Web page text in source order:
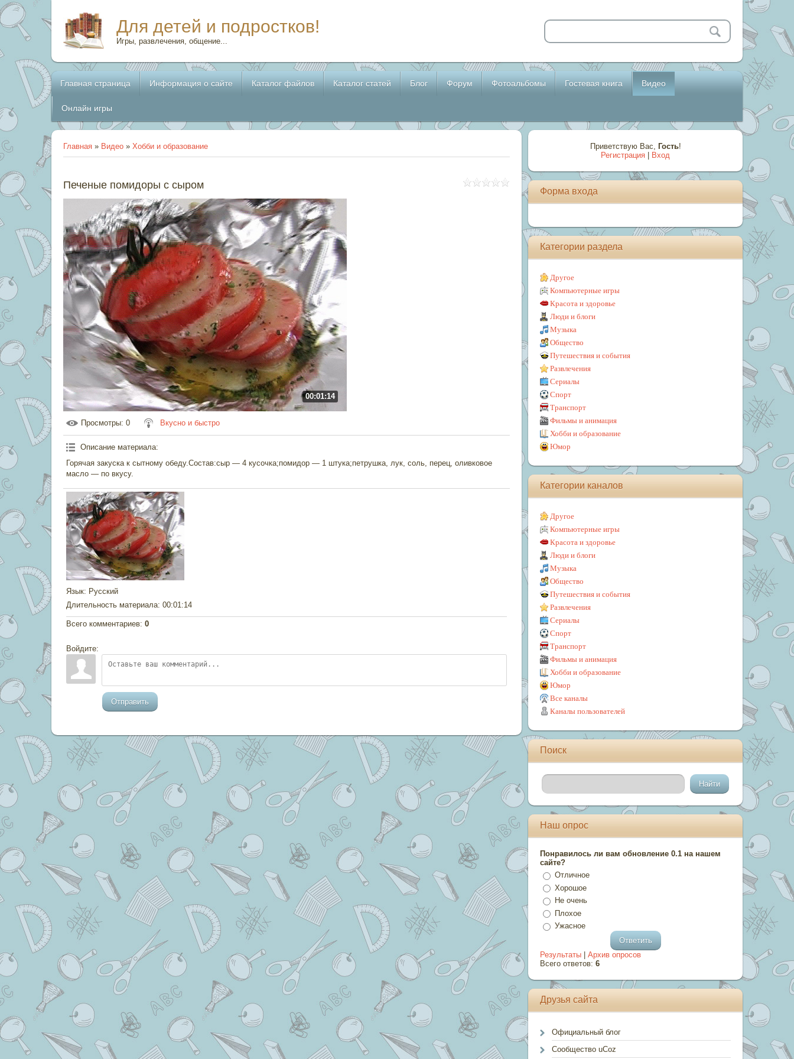
Для детей и подростков!
Игры, развлечения, общение...
Главная страница Информация о сайте Каталог файлов Каталог статей Блог Форум Фотоальбомы Гостевая книга Видео
Онлайн игры
Главная » Видео » Хобби и образование
Печеные помидоры с сыром
00:01:14
Просмотры: 0 Вкусно и быстро
Описание материала:
Горячая закуска к сытному обеду.Состав:сыр — 4 кусочка;помидор — 1 штука;петрушка, лук, соль, перец, оливковое
масло — по вкусу.
Язык: Русский
Длительность материала: 00:01:14
Всего комментариев: 0
Войдите:
Отправить
Приветствую Вас, Гость!
Регистрация
Вход
Форма входа
Категории раздела
Другое
Компьютерные игры
Красота и здоровье
Люди и блоги
Музыка
Общество
Путешествия и события
Развлечения
Сериалы
Спорт
Транспорт
Фильмы и анимация
Хобби и образование
Юмор
Категории каналов
Другое
Компьютерные игры
Красота и здоровье
Люди и блоги
Музыка
Общество
Путешествия и события
Развлечения
Сериалы
Спорт
Транспорт
Фильмы и анимация
Хобби и образование
Юмор
Все каналы
Каналы пользователей
Поиск
Наш опрос
Понравилось ли вам обновление 0.1 на нашем
сайте?
Отличное
Хорошое
Не очень
Плохое
Ужасное
Результаты |Архив опросов
Всего ответов:6
Друзья сайта
Официальный блог
Сообщество uCoz